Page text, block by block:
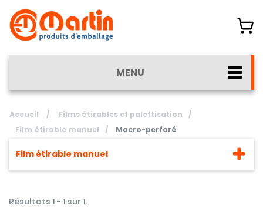
MENU
Accueil / Films étirables et palettisation
/
Film étirable manuel
/ Macro-perforé
Film étirable manuel
Résultats 1 - 1 sur 1.